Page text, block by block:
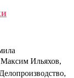
Ильяхов,